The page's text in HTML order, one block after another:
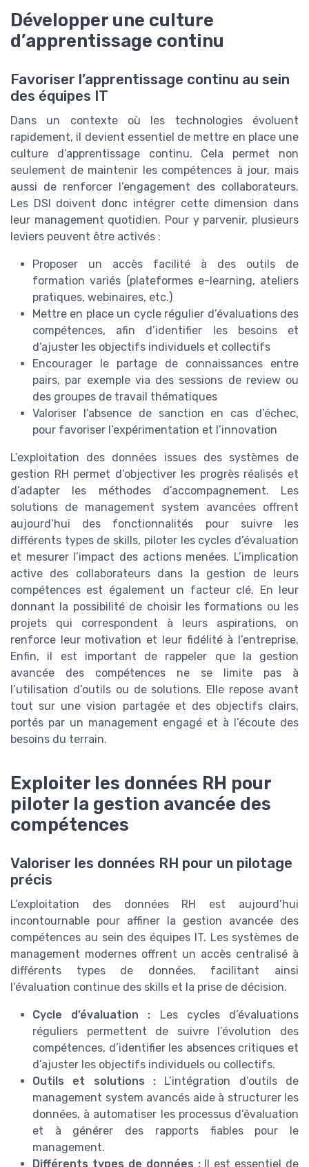
Développer une culture
d’apprentissage continu
Favoriser l’apprentissage continu au sein
des équipes IT
Dans un contexte où les technologies évoluent
rapidement, il devient essentiel de mettre en place une
culture d’apprentissage continu. Cela permet non
seulement de maintenir les compétences à jour, mais
aussi de renforcer l’engagement des collaborateurs.
Les DSI doivent donc intégrer cette dimension dans
leur management quotidien. Pour y parvenir, plusieurs
leviers peuvent être activés :
Proposer un accès facilité à des outils de
formation variés (plateformes e-learning, ateliers
pratiques, webinaires, etc.)
Mettre en place un cycle régulier d’évaluations des
compétences, afin d’identifier les besoins et
d’ajuster les objectifs individuels et collectifs
Encourager le partage de connaissances entre
pairs, par exemple via des sessions de review ou
des groupes de travail thématiques
Valoriser l’absence de sanction en cas d’échec,
pour favoriser l’expérimentation et l’innovation
L’exploitation des données issues des systèmes de
gestion RH permet d’objectiver les progrès réalisés et
d’adapter les méthodes d’accompagnement. Les
solutions de management system avancées offrent
aujourd’hui des fonctionnalités pour suivre les
différents types de skills, piloter les cycles d’évaluation
et mesurer l’impact des actions menées. L’implication
active des collaborateurs dans la gestion de leurs
compétences est également un facteur clé. En leur
donnant la possibilité de choisir les formations ou les
projets qui correspondent à leurs aspirations, on
renforce leur motivation et leur fidélité à l’entreprise.
Enfin, il est important de rappeler que la gestion
avancée des compétences ne se limite pas à
l’utilisation d’outils ou de solutions. Elle repose avant
tout sur une vision partagée et des objectifs clairs,
portés par un management engagé et à l’écoute des
besoins du terrain.
Exploiter les données RH pour
piloter la gestion avancée des
compétences
Valoriser les données RH pour un pilotage
précis
L’exploitation des données RH est aujourd’hui
incontournable pour affiner la gestion avancée des
compétences au sein des équipes IT. Les systèmes de
management modernes offrent un accès centralisé à
différents types de données, facilitant ainsi
l’évaluation continue des skills et la prise de décision.
Cycle d’évaluation : Les cycles d’évaluations
réguliers permettent de suivre l’évolution des
compétences, d’identifier les absences critiques et
d’ajuster les objectifs individuels ou collectifs.
Outils et solutions : L’intégration d’outils de
management system avancés aide à structurer les
données, à automatiser les processus d’évaluation
et à générer des rapports fiables pour le
management.
Différents types de données :Il est essentiel de